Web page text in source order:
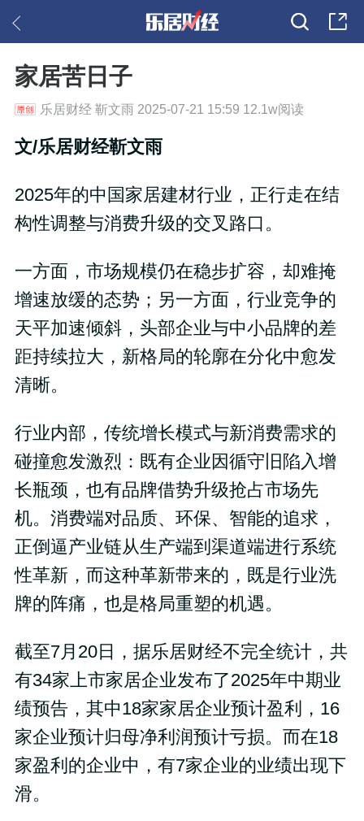
家居苦日子
乐居财经 靳文雨 2025-07-21 15:59 12.1w阅读
文/乐居财经靳文雨
2025年的中国家居建材行业，正行走在结
构性调整与消费升级的交叉路口。
一方面，市场规模仍在稳步扩容，却难掩
增速放缓的态势；另一方面，行业竞争的
天平加速倾斜，头部企业与中小品牌的差
距持续拉大，新格局的轮廓在分化中愈发
清晰。
行业内部，传统增长模式与新消费需求的
碰撞愈发激烈：既有企业因循守旧陷入增
长瓶颈，也有品牌借势升级抢占市场先
机。消费端对品质、环保、智能的追求，
正倒逼产业链从生产端到渠道端进行系统
性革新，而这种革新带来的，既是行业洗
牌的阵痛，也是格局重塑的机遇。
截至7月20日，据乐居财经不完全统计，共
有34家上市家居企业发布了2025年中期业
绩预告，其中18家家居企业预计盈利，16
家企业预计归母净利润预计亏损。而在18
家盈利的企业中，有7家企业的业绩出现下
滑。